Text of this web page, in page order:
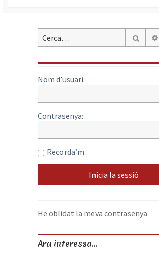
Cerca
Nom d’usuari:
Contrasenya:
Recorda’m
He oblidat la meva contrasenya
Ara interessa...